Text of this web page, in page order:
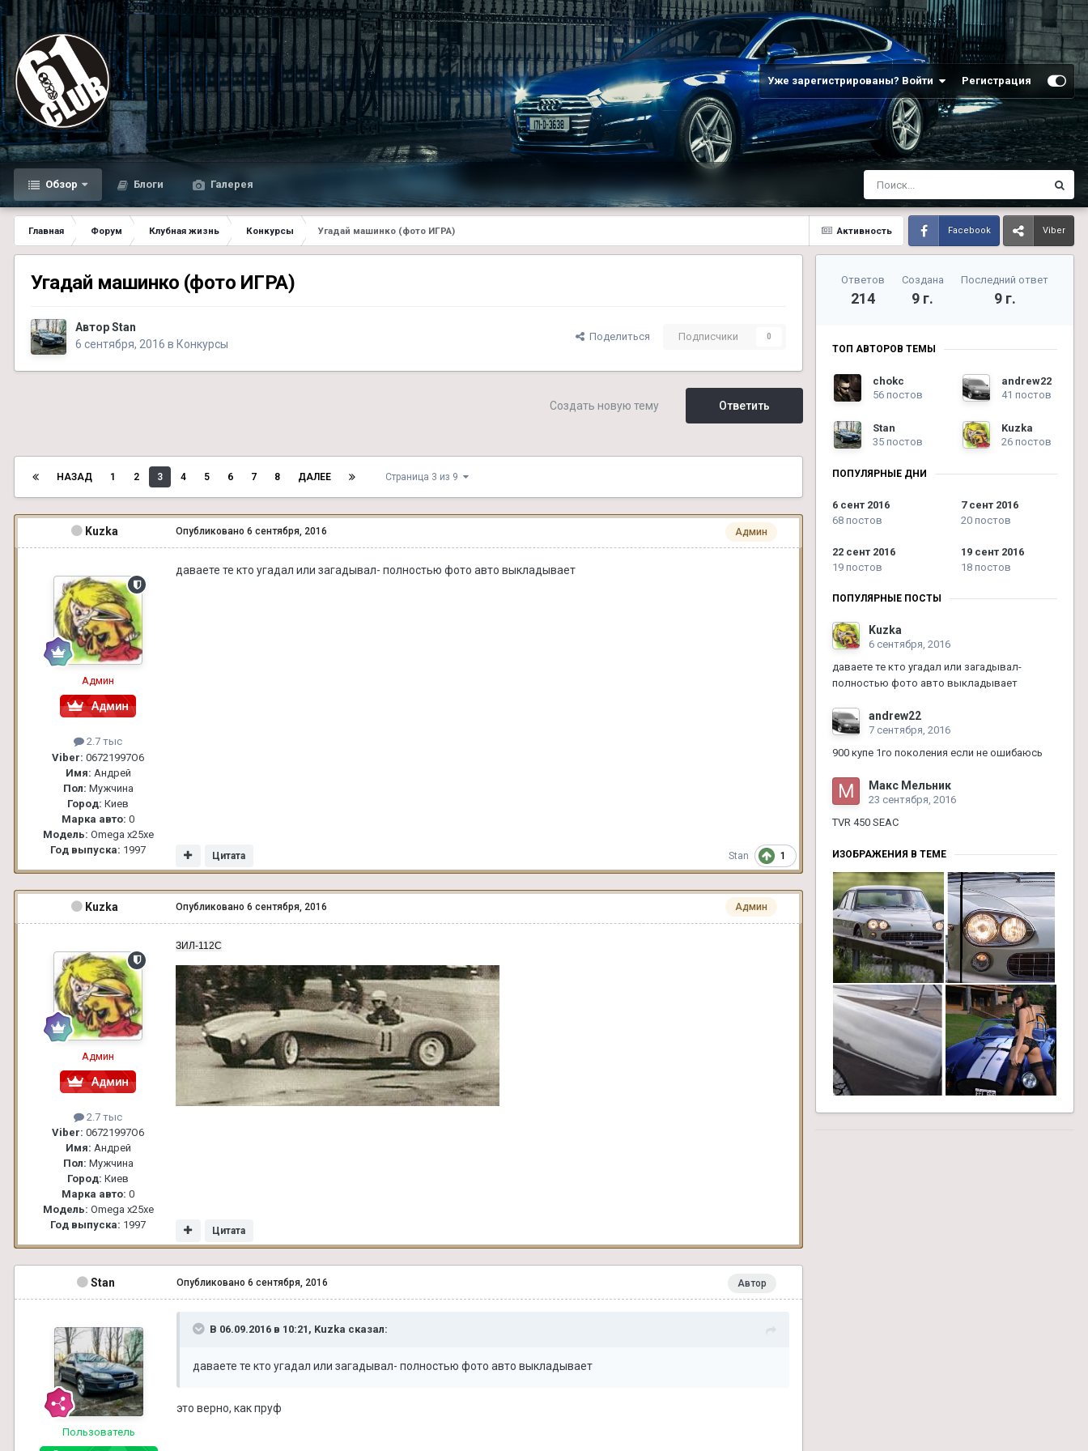
Уже зарегистрированы? Войти Регистрация
Обзор Блоги Галерея
Активность
Главная Форум Клубная жизнь Конкурсы Угадай машинко (фото ИГРА) Facebook Viber
Угадай машинко (фото ИГРА)
АвторStan
6 сентября, 2016 в Конкурсы
Поделиться Подписчики 0
Ответить
Создать новую тему
НАЗАД 1 2 3 4 5 6 7 8 ДАЛЕЕ Страница 3 из 9
Kuzka
Админ
2.7 тыс
Viber: 06721997О6
Имя: Андрей
Пол: Мужчина
Город: Киев
Марка авто: 0
Модель: Omega x25xe
Год выпуска: 1997
Админ
Опубликовано 6 сентября, 2016
даваете те кто угадал или загадывал- полностью фото авто выкладывает
Stan 1
Цитата
Kuzka
Админ
2.7 тыс
Viber: 06721997О6
Имя: Андрей
Пол: Мужчина
Город: Киев
Марка авто: 0
Модель: Omega x25xe
Год выпуска: 1997
Админ
Опубликовано 6 сентября, 2016
ЗИЛ-112С
Цитата
Stan
Пользователь
Автор
Опубликовано 6 сентября, 2016
В 06.09.2016 в 10:21, Kuzka сказал:
даваете те кто угадал или загадывал- полностью фото авто выкладывает
это верно, как пруф
Ответов
214
Создана
9 г.
Последний ответ
9 г.
ТОП АВТОРОВ ТЕМЫ
chokc
56 постов
andrew22
41 постов
Stan
35 постов
Kuzka
26 постов
ПОПУЛЯРНЫЕ ДНИ
6 сент 2016
68 постов
7 сент 2016
20 постов
22 сент 2016
19 постов
19 сент 2016
18 постов
ПОПУЛЯРНЫЕ ПОСТЫ
Kuzka
6 сентября, 2016
даваете те кто угадал или загадывал-
полностью фото авто выкладывает
andrew22
7 сентября, 2016
900 купе 1го поколения если не ошибаюсь
Макс Мельник
23 сентября, 2016
TVR 450 SEAC
ИЗОБРАЖЕНИЯ В ТЕМЕ